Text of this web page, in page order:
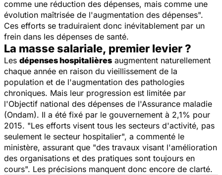
comme une réduction des dépenses, mais comme une
évolution maîtrisée de l'augmentation des dépenses".
Ces efforts se traduiraient donc inévitablement par un
frein dans les dépenses de santé.
La masse salariale, premier levier ?
Les dépenses hospitalières augmentent naturellement
chaque année en raison du vieillissement de la
population et de l'augmentation des pathologies
chroniques. Mais leur progression est limitée par
l'Objectif national des dépenses de l'Assurance maladie
(Ondam). Il a été fixé par le gouvernement à 2,1% pour
2015. "Les efforts visent tous les secteurs d'activité, pas
seulement le secteur hospitalier", a commenté le
ministère, assurant que "des travaux visant l'amélioration
des organisations et des pratiques sont toujours en
cours". Les précisions manquent donc encore de clarté.